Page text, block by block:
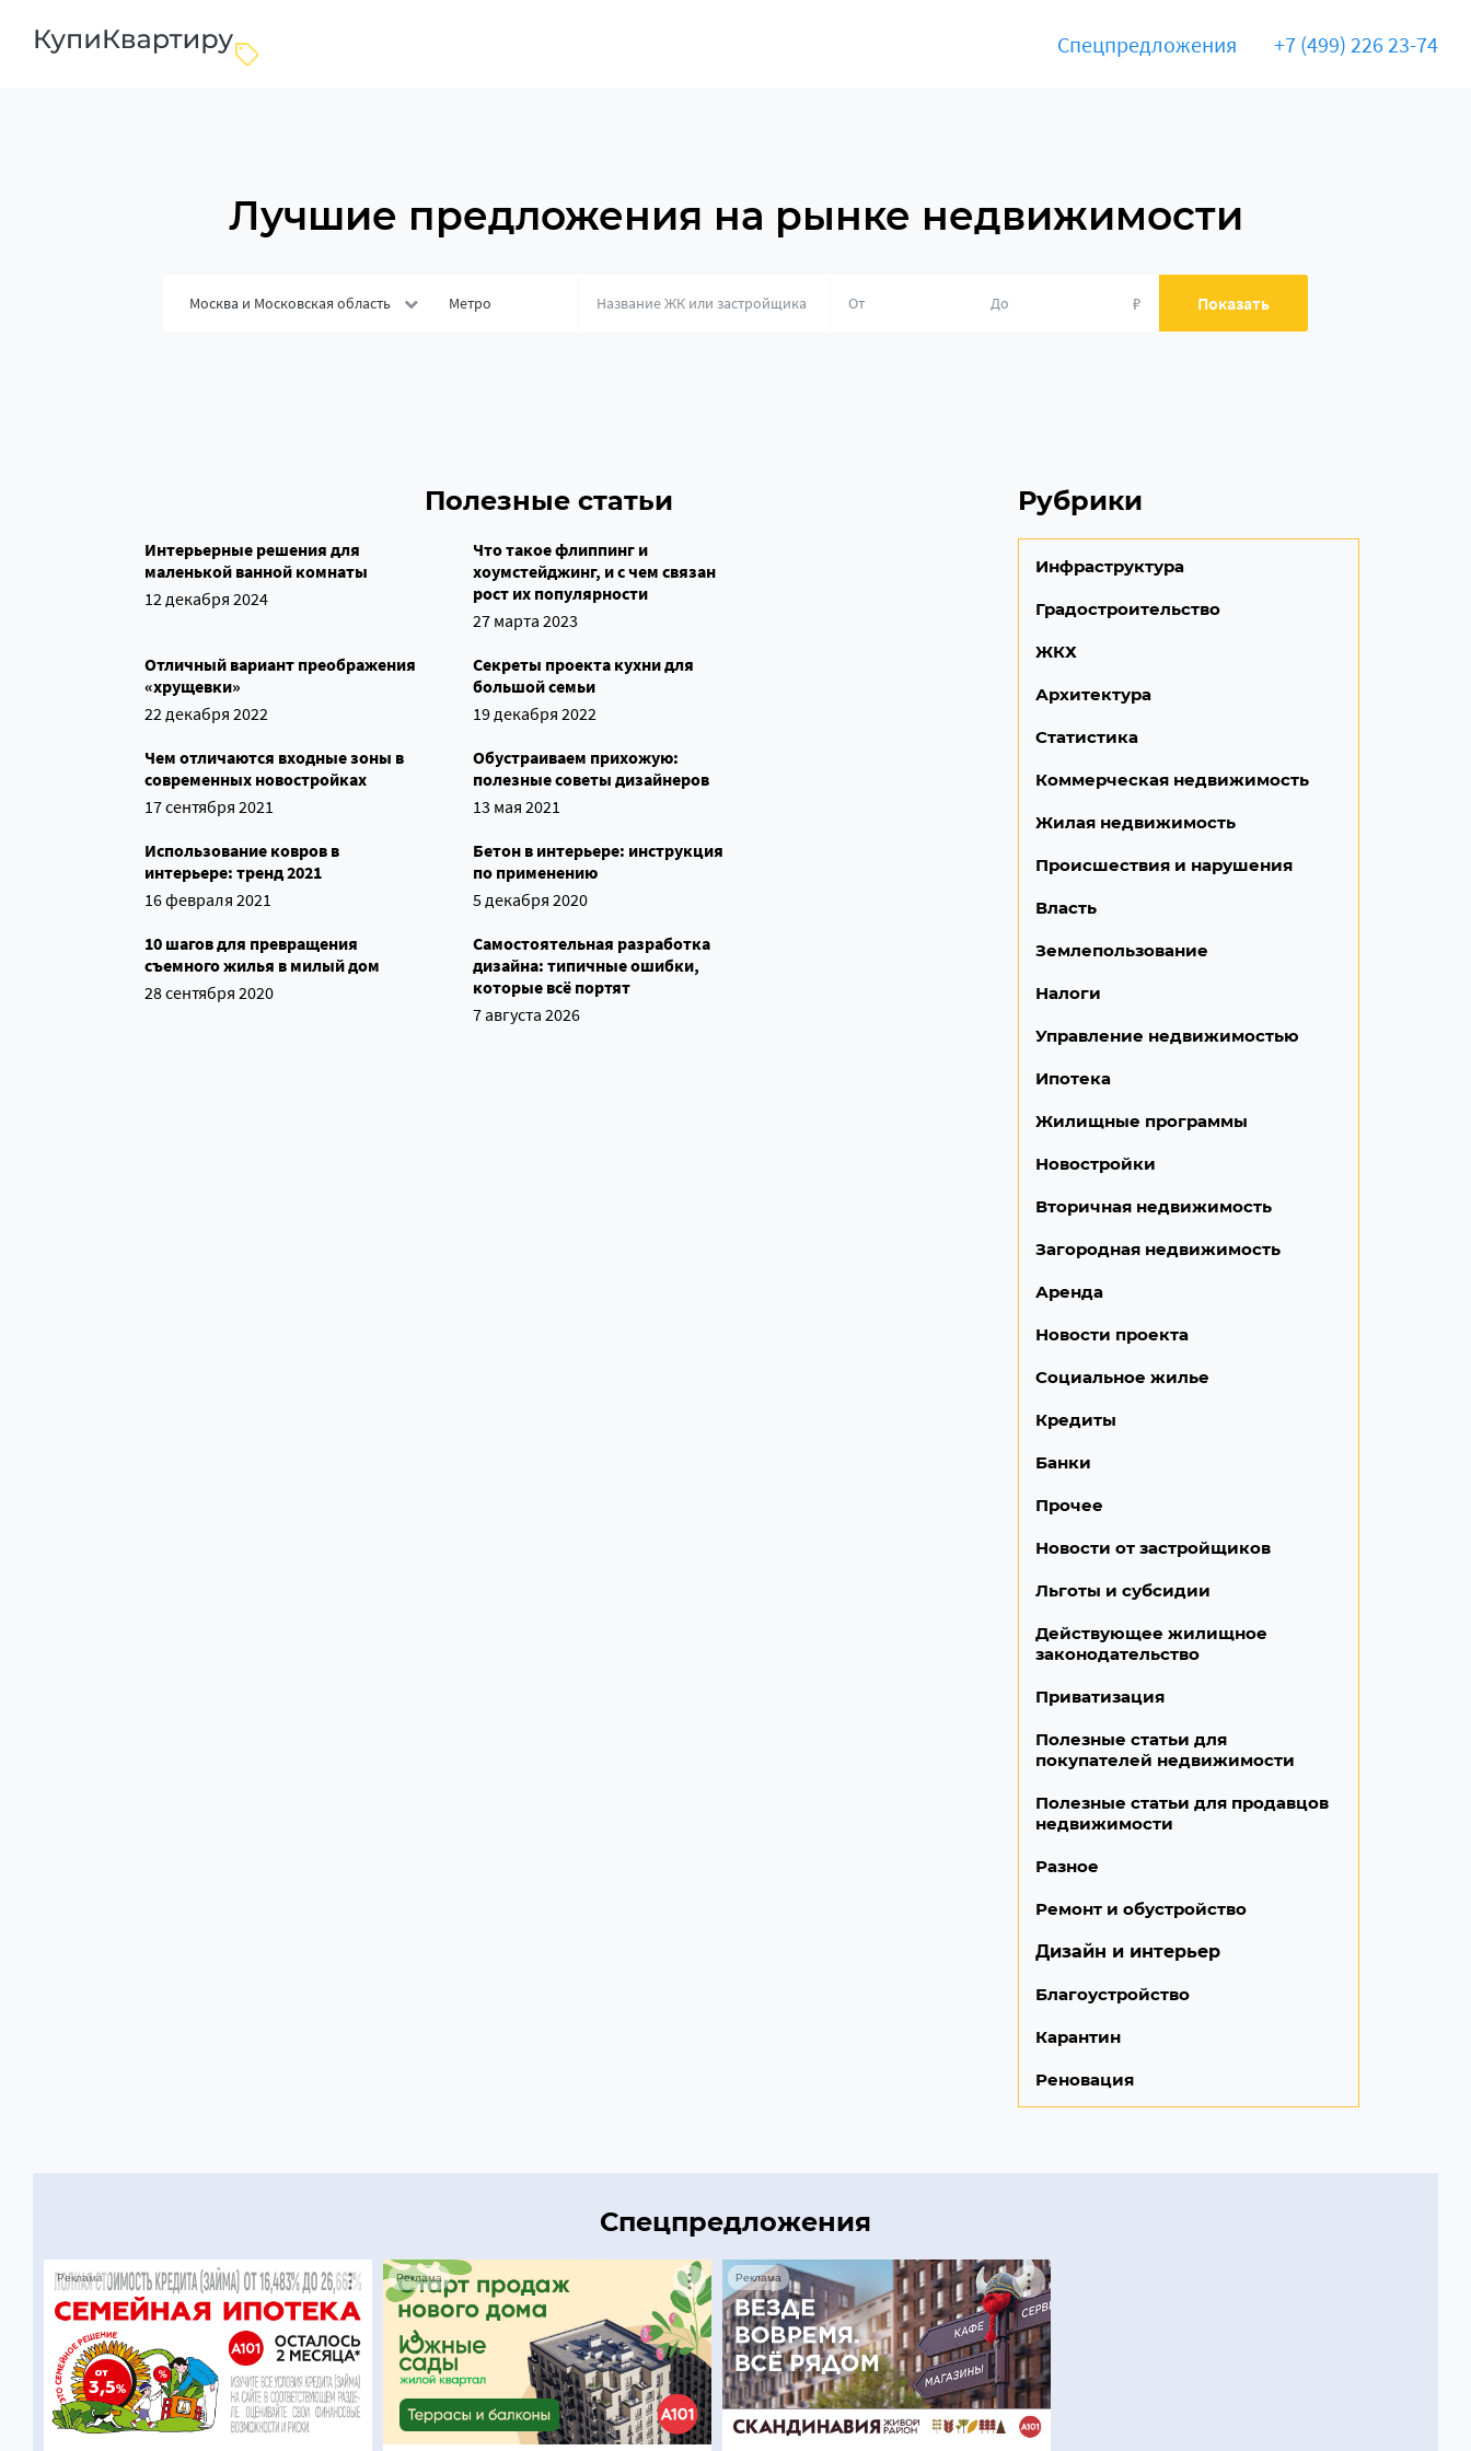
Спецпредложения +7 (499) 226 23-74
Лучшие предложения на рынке недвижимости
Москва и Московская область Метро ₽ Показать
Полезные статьи
Интерьерные решения для
маленькой ванной комнаты
12 декабря 2024
Что такое флиппинг и
хоумстейджинг, и с чем связан
рост их популярности
27 марта 2023
Отличный вариант преображения
«хрущевки»
22 декабря 2022
Секреты проекта кухни для
большой семьи
19 декабря 2022
Чем отличаются входные зоны в
современных новостройках
17 сентября 2021
Обустраиваем прихожую:
полезные советы дизайнеров
13 мая 2021
Использование ковров в
интерьере: тренд 2021
16 февраля 2021
Бетон в интерьере: инструкция
по применению
5 декабря 2020
10 шагов для превращения
съемного жилья в милый дом
28 сентября 2020
Самостоятельная разработка
дизайна: типичные ошибки,
которые всё портят
7 августа 2026
Рубрики
Инфраструктура
Градостроительство
ЖКХ
Архитектура
Статистика
Коммерческая недвижимость
Жилая недвижимость
Происшествия и нарушения
Власть
Землепользование
Налоги
Управление недвижимостью
Ипотека
Жилищные программы
Новостройки
Вторичная недвижимость
Загородная недвижимость
Аренда
Новости проекта
Социальное жилье
Кредиты
Банки
Прочее
Новости от застройщиков
Льготы и субсидии
Действующее жилищное
законодательство
Приватизация
Полезные статьи для
покупателей недвижимости
Полезные статьи для продавцов
недвижимости
Разное
Ремонт и обустройство
Дизайн и интерьер
Благоустройство
Карантин
Реновация
Спецпредложения
Реклама Реклама Реклама